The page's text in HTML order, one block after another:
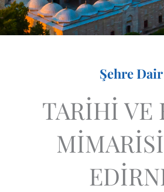
Şehre Dair
TARİHİ VE